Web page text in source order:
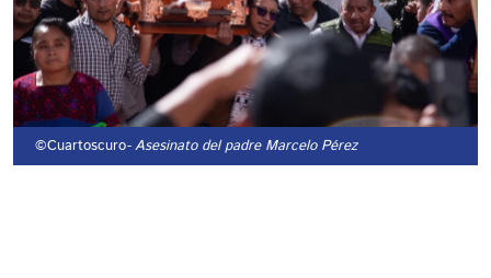
©Cuartoscuro- Asesinato del padre Marcelo Pérez